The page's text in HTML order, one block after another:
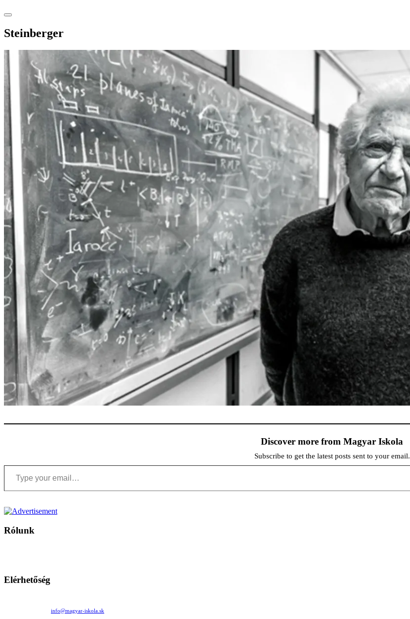
Steinberger
Discover more from Magyar Iskola
Subscribe to get the latest posts sent to your email.
Type your email…
Rólunk
Elérhetőség
info@magyar-iskola.sk